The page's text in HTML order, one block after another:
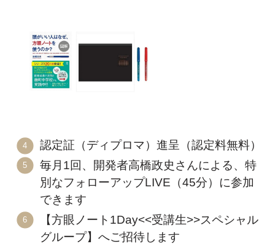
認定証（ディプロマ）進呈（認定料無料）
毎月1回、開発者高橋政史さんによる、特
別なフォローアップLIVE（45分）に参加
できます
【方眼ノート1Day<<受講生>>スペシャル
グループ】へご招待します